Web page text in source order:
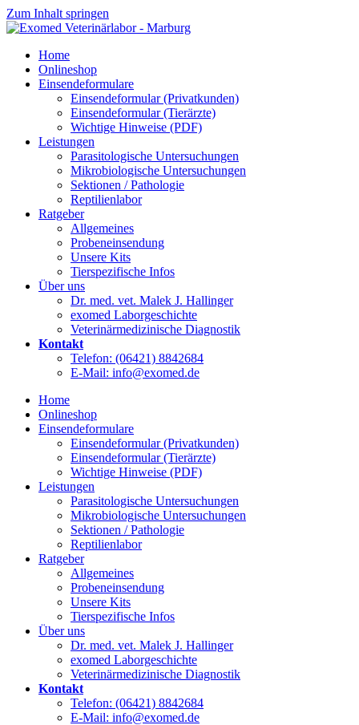
Zum Inhalt springen
Home
Onlineshop
Einsendeformulare
Einsendeformular (Privatkunden)
Einsendeformular (Tierärzte)
Wichtige Hinweise (PDF)
Leistungen
Parasitologische Untersuchungen
Mikrobiologische Untersuchungen
Sektionen / Pathologie
Reptilienlabor
Ratgeber
Allgemeines
Probeneinsendung
Unsere Kits
Tierspezifische Infos
Über uns
Dr. med. vet. Malek J. Hallinger
exomed Laborgeschichte
Veterinärmedizinische Diagnostik
Kontakt
Telefon: (06421) 8842684
E-Mail: info@exomed.de
Home
Onlineshop
Einsendeformulare
Einsendeformular (Privatkunden)
Einsendeformular (Tierärzte)
Wichtige Hinweise (PDF)
Leistungen
Parasitologische Untersuchungen
Mikrobiologische Untersuchungen
Sektionen / Pathologie
Reptilienlabor
Ratgeber
Allgemeines
Probeneinsendung
Unsere Kits
Tierspezifische Infos
Über uns
Dr. med. vet. Malek J. Hallinger
exomed Laborgeschichte
Veterinärmedizinische Diagnostik
Kontakt
Telefon: (06421) 8842684
E-Mail: info@exomed.de